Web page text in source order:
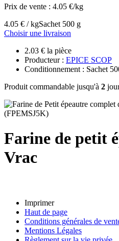
Prix de vente : 4.05 €/kg
4.05 € / kgSachet 500 g
Choisir une livraison
2.03 € la pièce
Producteur : EPICE SCOP
Conditionnement : Sachet
Produit commandable jusqu'à 2
Farine de petit
Vrac
Imprimer
Haut de page
Conditions générales de
Mentions Légales